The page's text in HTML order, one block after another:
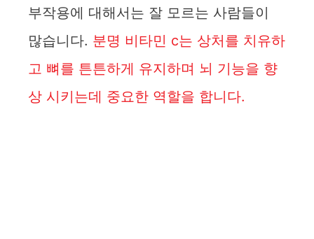
부작용에 대해서는 잘 모르는 사람들이
많습니다. 분명 비타민 c는 상처를 치유하
고 뼈를 튼튼하게 유지하며 뇌 기능을 향
상 시키는데 중요한 역할을 합니다.